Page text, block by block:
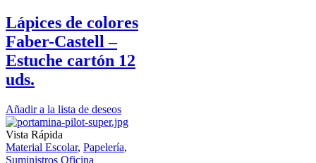
Lápices de colores
Faber-Castell –
Estuche cartón 12
uds.
Añadir a la lista de deseos
Vista Rápida
Material Escolar, Papelería,
Suministros Oficina